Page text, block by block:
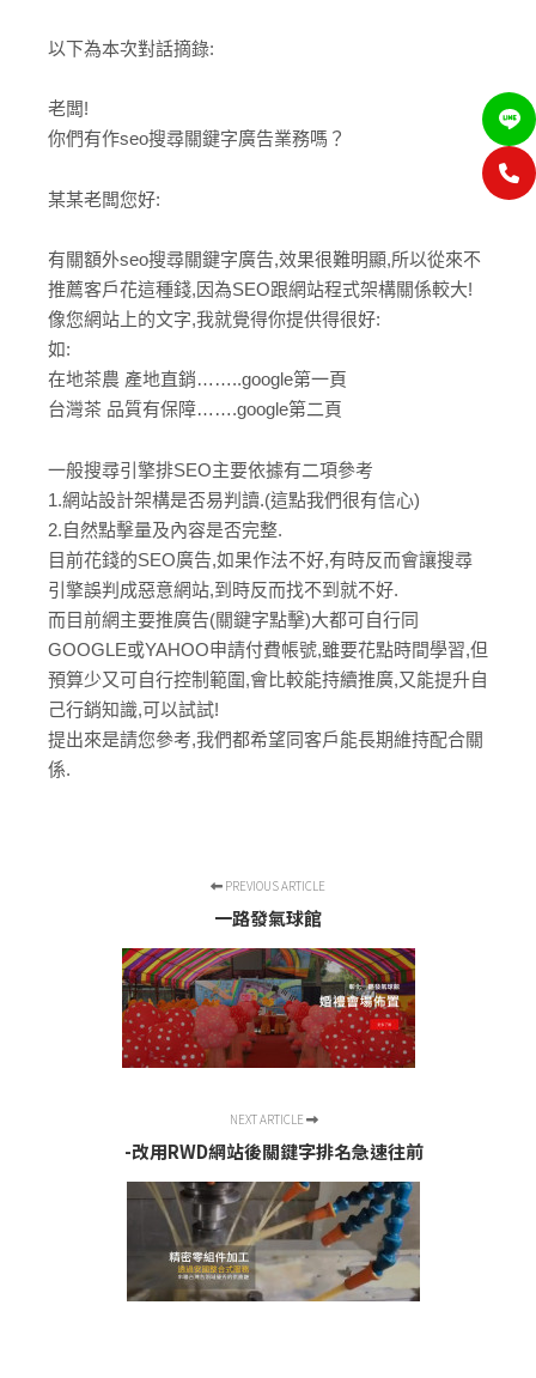
以下為本次對話摘錄:
老闆!
你們有作seo搜尋關鍵字廣告業務嗎？
某某老闆您好:
有關額外seo搜尋關鍵字廣告,效果很難明顯,所以從來不
推薦客戶花這種錢,因為SEO跟網站程式架構關係較大!
像您網站上的文字,我就覺得你提供得很好:
如:
在地茶農 產地直銷……..google第一頁
台灣茶 品質有保障…….google第二頁
一般搜尋引擎排SEO主要依據有二項參考
1.網站設計架構是否易判讀.(這點我們很有信心)
2.自然點擊量及內容是否完整.
目前花錢的SEO廣告,如果作法不好,有時反而會讓搜尋
引擎誤判成惡意網站,到時反而找不到就不好.
而目前網主要推廣告(關鍵字點擊)大都可自行同
GOOGLE或YAHOO申請付費帳號,雖要花點時間學習,但
預算少又可自行控制範圍,會比較能持續推廣,又能提升自
己行銷知識,可以試試!
提出來是請您參考,我們都希望同客戶能長期維持配合關
係.
PREVIOUS ARTICLE
一路發氣球館
NEXT ARTICLE
-改用RWD網站後關鍵字排名急速往前